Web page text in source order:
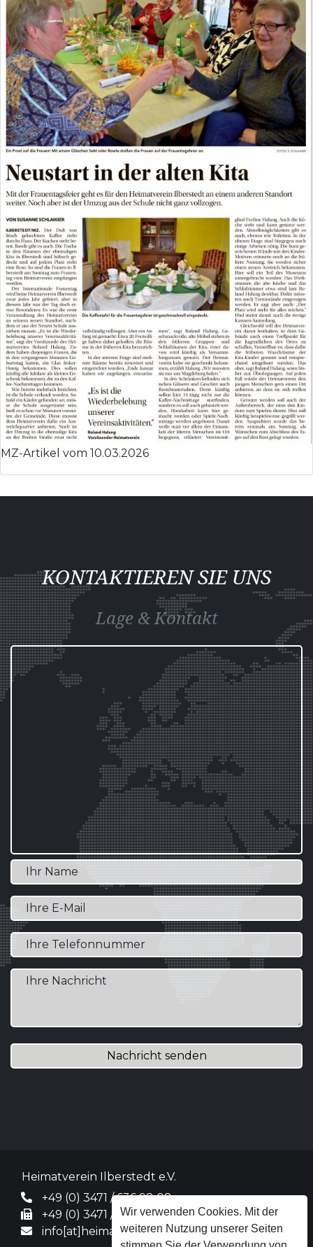
Wir verwenden Cookies. Mit der
weiteren Nutzung unserer Seiten
MZ-Artikel vom 10.03.2026
KONTAKTIEREN SIE UNS
Lage & Kontakt
Nachricht senden
Heimatverein Ilberstedt e.V.
+49 (0) 3471 / 636 98 08
+49 (0) 3471 / 31 63 39
info[at]heimatverein-ilberstedt.de